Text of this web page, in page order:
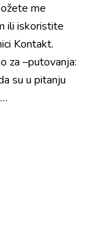
me
ili iskoristite
Kontakt.
za –putovanja:
su u pitanju